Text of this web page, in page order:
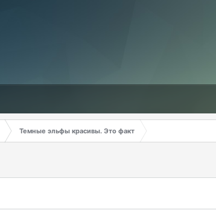
Темные эльфы красивы. Это факт